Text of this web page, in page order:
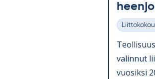
Kategoriat
va­lin­nut
vuo­siksi